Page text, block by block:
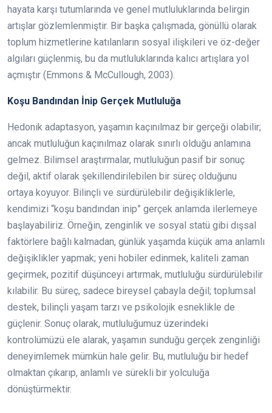
hayata karşı tutumlarında ve genel mutluluklarında belirgin
artışlar gözlemlenmiştir. Bir başka çalışmada, gönüllü olarak
toplum hizmetlerine katılanların sosyal ilişkileri ve öz-değer
algıları güçlenmiş, bu da mutluluklarında kalıcı artışlara yol
açmıştır (Emmons & McCullough, 2003).
Koşu Bandından İnip Gerçek Mutluluğa
Hedonik adaptasyon, yaşamın kaçınılmaz bir gerçeği olabilir;
ancak mutluluğun kaçınılmaz olarak sınırlı olduğu anlamına
gelmez. Bilimsel araştırmalar, mutluluğun pasif bir sonuç
değil, aktif olarak şekillendirilebilen bir süreç olduğunu
ortaya koyuyor. Bilinçli ve sürdürülebilir değişikliklerle,
kendimizi “koşu bandından inip” gerçek anlamda ilerlemeye
başlayabiliriz. Örneğin, zenginlik ve sosyal statü gibi dışsal
faktörlere bağlı kalmadan, günlük yaşamda küçük ama anlamlı
değişiklikler yapmak; yeni hobiler edinmek, kaliteli zaman
geçirmek, pozitif düşünceyi artırmak, mutluluğu sürdürülebilir
kılabilir. Bu süreç, sadece bireysel çabayla değil; toplumsal
destek, bilinçli yaşam tarzı ve psikolojik esneklikle de
güçlenir. Sonuç olarak, mutluluğumuz üzerindeki
kontrolümüzü ele alarak, yaşamın sunduğu gerçek zenginliği
deneyimlemek mümkün hale gelir. Bu, mutluluğu bir hedef
olmaktan çıkarıp, anlamlı ve sürekli bir yolculuğa
dönüştürmektir.